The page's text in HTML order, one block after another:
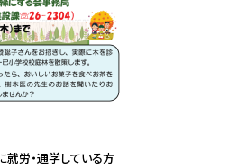
就労・通学している方